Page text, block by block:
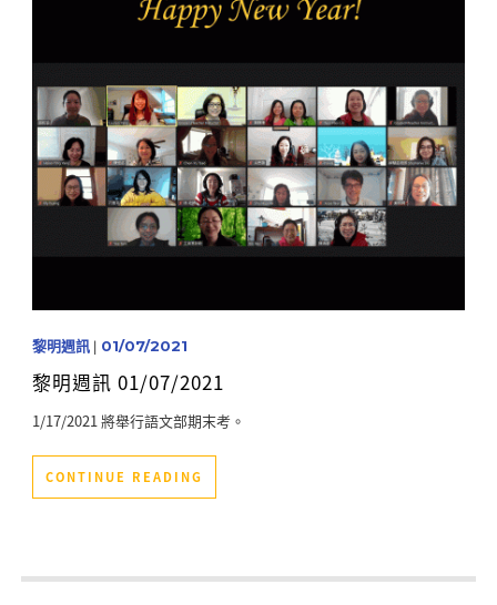
黎明週訊| 01/07/2021
黎明週訊 01/07/2021
1/17/2021 將舉行語文部期末考。
CONTINUE READING